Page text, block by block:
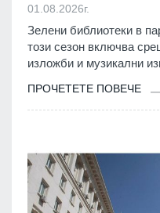
01.08.2026г.
Зелени библиотеки в
този сезон включва
изложби и музикални
ПРОЧЕТЕТЕ ПОВЕЧЕ